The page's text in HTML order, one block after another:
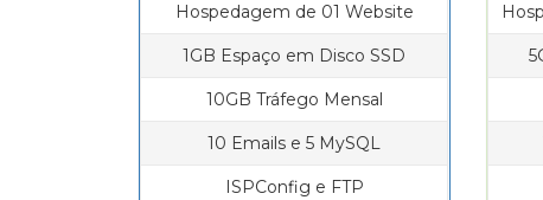
Hospedagem de 01 Website
1GB Espaço em Disco SSD
10GB Tráfego Mensal
10 Emails e 5 MySQL
ISPConfig e FTP